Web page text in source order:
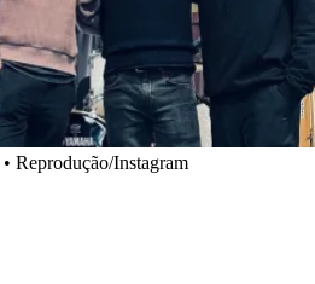
• Reprodução/Instagram